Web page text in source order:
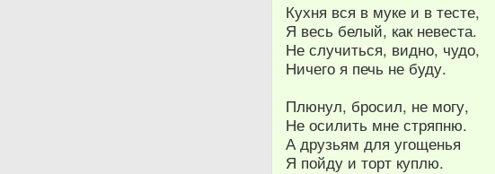
Кухня вся в муке и в тесте,
Я весь белый, как невеста.
Не случиться, видно, чудо,
Ничего я печь не буду.
Плюнул, бросил, не могу,
Не осилить мне стряпню.
А друзьям для угощенья
Я пойду и торт куплю.